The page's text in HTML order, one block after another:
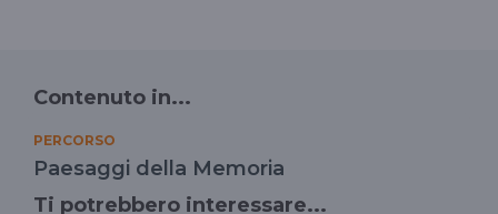
Contenuto in...
PERCORSO
Paesaggi della Memoria
Ti potrebbero interessare...